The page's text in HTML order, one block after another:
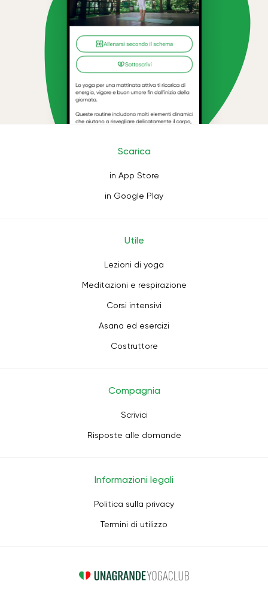
Scarica
in App Store
in Google Play
Utile
Lezioni di yoga
Meditazioni e respirazione
Corsi intensivi
Asana ed esercizi
Costruttore
Compagnia
Scrivici
Risposte alle domande
Informazioni legali
Politica sulla privacy
Termini di utilizzo